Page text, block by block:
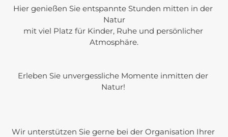
Hier genießen Sie entspannte Stunden mitten in der
Natur
mit viel Platz für Kinder, Ruhe und persönlicher
Atmosphäre.
Erleben Sie unvergessliche Momente inmitten der
Natur!
Wir unterstützen Sie gerne bei der Organisation Ihrer